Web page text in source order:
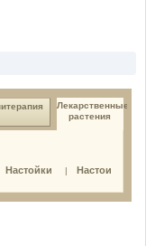
Лекарственные
растения
Настойки | Настои